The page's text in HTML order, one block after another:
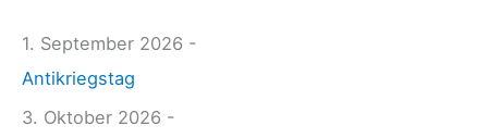
n
n
a
1. September 2026 -
Antikriegstag
3. Oktober 2026 -